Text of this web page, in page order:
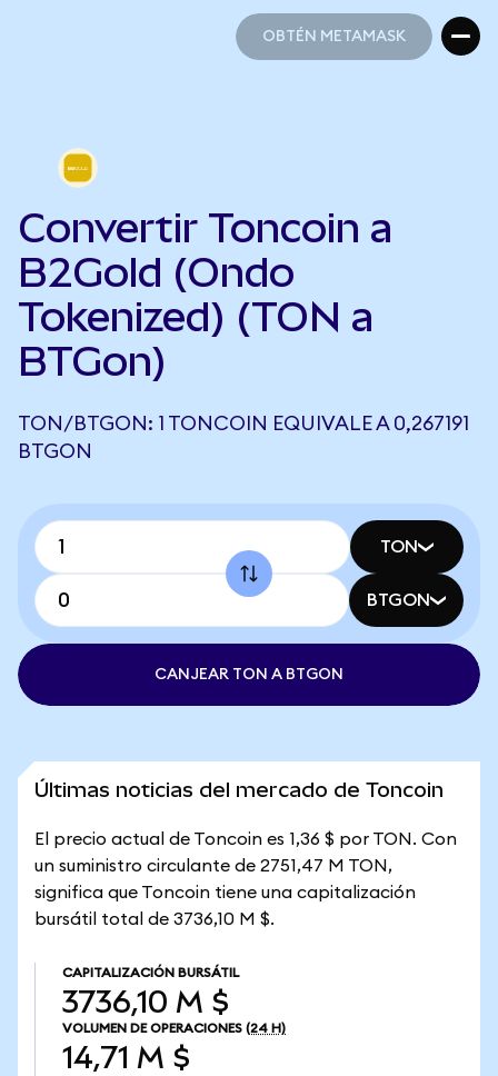
OBTÉN METAMASK
Convertir Toncoin a
B2Gold (Ondo
Tokenized) (TON a
BTGon)
TON/BTGON: 1 TONCOIN EQUIVALE A 0,267191
BTGON
TON
BTGON
CANJEAR TON A BTGON
Últimas noticias del mercado de Toncoin
El precio actual de Toncoin es 1,36 $ por TON. Con
un suministro circulante de 2751,47 M TON,
significa que Toncoin tiene una capitalización
bursátil total de 3736,10 M $.
CAPITALIZACIÓN BURSÁTIL
3736,10 M $
VOLUMEN DE OPERACIONES (24 H)
14,71 M $